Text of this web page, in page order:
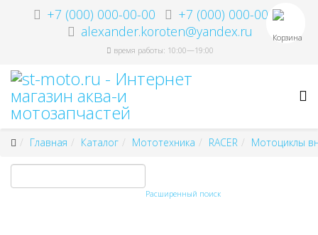
+7 (000) 000-00-00
+7 (000) 000-00-00
alexander.koroten@yandex.ru
время работы: 10:00—19:00
Корзина
Главная Каталог Мототехника RACER Мотоциклы
Расширенный поиск